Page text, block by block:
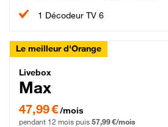
1 Décodeur TV 6
Le meilleur d'Orange
Livebox Max Fibre
Livebox
Max
47,99 € par mois pendant 12 mois puis
47,99 €/mois
pendant 12 mois puis 57,99 €/mois